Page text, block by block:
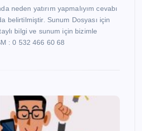
neden yatırım yapmalıyım cevabı
belirtilmiştir. Sunum Dosyası için
bilgi ve sunum için bizimle
: 0 532 466 60 68